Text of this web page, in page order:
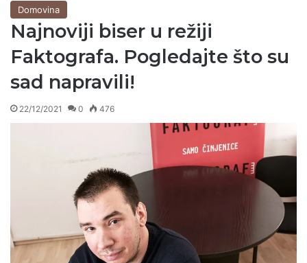
Domovina
Najnoviji biser u režiji
Faktografa. Pogledajte što su
sad napravili!
22/12/2021 0 476